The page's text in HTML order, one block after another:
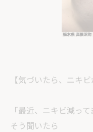
【気づいたら、ニキ
「最近、ニキビ減って
そう聞いたら